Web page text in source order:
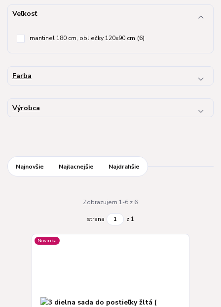
Veľkosť
mantinel 180 cm, obliečky 120x90 cm (6)
Farba
Výrobca
Najnovšie Najlacnejšie Najdrahšie
Zobrazujem 1-6 z 6
strana z 1
Novinka